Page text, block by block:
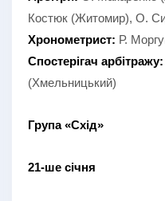
Костюк (Житомир), О.
Хронометрист: Р.
Спостерігач арбітражу:
(Хмельницький)
Група «Схід»
21-ше січня